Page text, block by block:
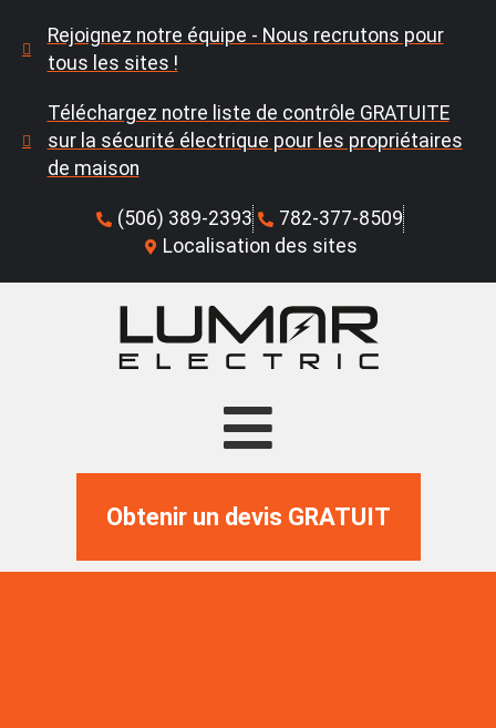
Rejoignez notre équipe - Nous recrutons pour
tous les sites !
Téléchargez notre liste de contrôle GRATUITE
sur la sécurité électrique pour les propriétaires
de maison
(506) 389-2393
782-377-8509
Localisation des sites
Obtenir un devis GRATUIT